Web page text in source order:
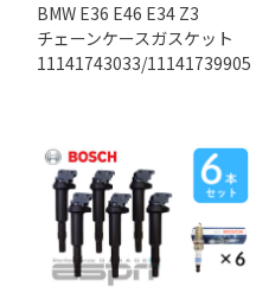
BMW E36 E46 E34 Z3
チェーンケースガスケット
11141743033/11141739905